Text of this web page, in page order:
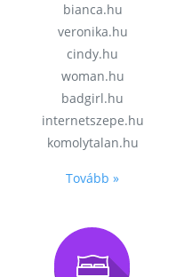
bianca.hu
veronika.hu
cindy.hu
woman.hu
badgirl.hu
internetszepe.hu
komolytalan.hu
Tovább »